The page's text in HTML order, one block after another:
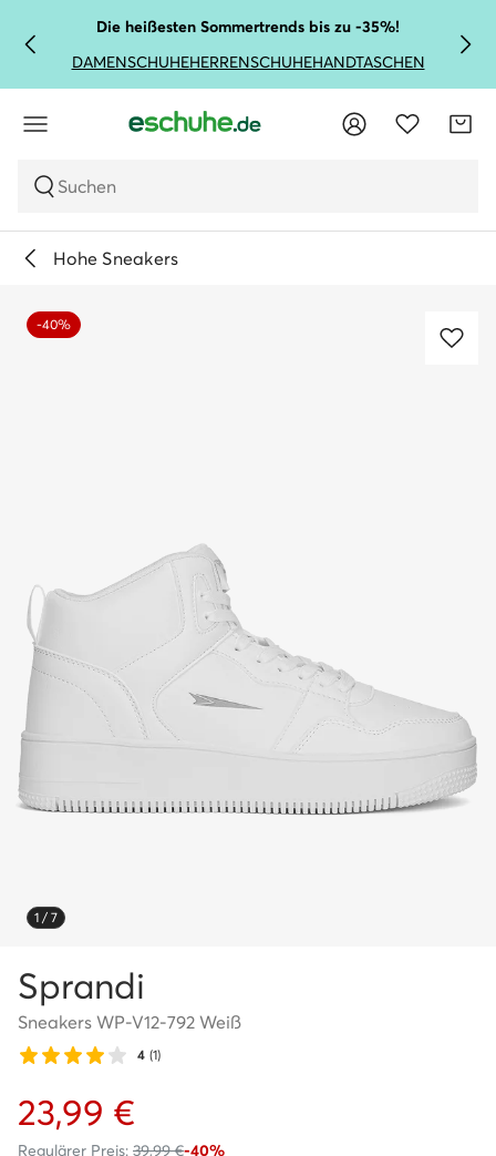
Die heißesten Sommertrends bis zu -35%!
DAMENSCHUHEHERRENSCHUHEHANDTASCHEN
Suchen
Hohe Sneakers
1 / 7
-40%
Sprandi
Sneakers WP-V12-792 Weiß
4 (1)
23,99 €
Regulärer Preis: 39,99 €-40%